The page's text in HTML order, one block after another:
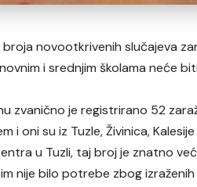
novootkrivenih slučajeva
i srednjim školama neće
zvanično je registrirano 52
oni su iz Tuzle, Živinica, Kalesije
u Tuzli, taj broj je znatno
nije bilo potrebe zbog izraženih